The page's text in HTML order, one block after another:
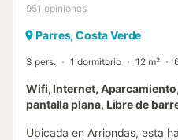
951 opiniones
Parres, Costa Verde
3 pers. 1 dormitorio 12 m²
Wifi, Internet,
pantalla plana, Libre de
Ubicada en Arriondas, esta